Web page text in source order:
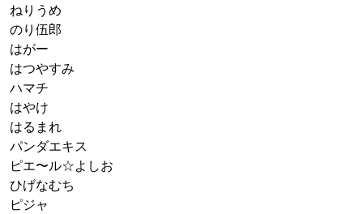
ねりうめ
のり伍郎
はがー
はつやすみ
ハマチ
はやけ
はるまれ
パンダエキス
ピエ〜ル☆よしお
ひげなむち
ピジャ